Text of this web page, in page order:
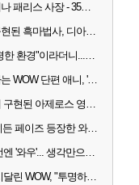
블리자드 조해나 패리스 사장 - 35년 역사, 그리고 비전
악마술사로 구현된 흑마법사, 디아4 x 와우 콜라보 살펴보기
"모두에게 공평한 환경"이라더니...여전히 살아있는 애드온
성기사에 취하는 WOW 단편 애니, '신성한 모든 것'
성수동 핫플에 구현된 아제로스 영웅들의 안식처, WoW 홈스윗홈
"해치웠나?" 히든 페이즈 등장한 와우 '한밤', 세계 최초 킬은 '팀 리퀴드'
뉴럴링크, 이번엔 '와우'... 생각만으로 게임하는 시대 성큼
각종 버그에 시달린 WOW, "투명하고 신속한 소통과 대응 약속"